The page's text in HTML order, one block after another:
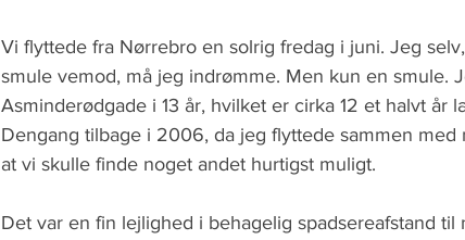
Vi flyttede fra Nørrebro en solrig fredag i juni. Jeg
smule vemod, må jeg indrømme. Men kun en smule.
Asminderødgade i 13 år, hvilket er cirka 12 et halvt
Dengang tilbage i 2006, da jeg flyttede sammen
at vi skulle finde noget andet hurtigst muligt.
Det var en fin lejlighed i behagelig spadsereafstand